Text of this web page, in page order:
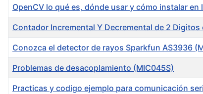
OpenCV lo qué es, dónde usar y cómo instalar en
Contador Incremental Y Decremental de 2
Conozca el detector de rayos Sparkfun AS3936
Problemas de desacoplamiento (MIC045S)
Practicas y codigo ejemplo para comunicación